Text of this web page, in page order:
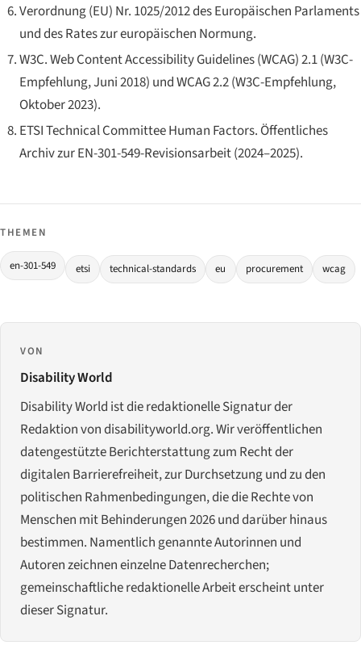
Verordnung (EU) Nr. 1025/2012 des Europäischen Parlaments
und des Rates zur europäischen Normung.
W3C.Web Content Accessibility Guidelines (WCAG) 2.1(W3C-
Empfehlung, Juni 2018) undWCAG 2.2(W3C-Empfehlung,
Oktober 2023).
ETSI Technical Committee Human Factors. Öffentliches
Archiv zur EN-301-549-Revisionsarbeit (2024–2025).
THEMEN
en-301-549 etsi technical-standards eu procurement wcag
VON
Disability World
Disability World ist die redaktionelle Signatur der
Redaktion von disabilityworld.org. Wir veröffentlichen
datengestützte Berichterstattung zum Recht der
digitalen Barrierefreiheit, zur Durchsetzung und zu den
politischen Rahmenbedingungen, die die Rechte von
Menschen mit Behinderungen 2026 und darüber hinaus
bestimmen. Namentlich genannte Autorinnen und
Autoren zeichnen einzelne Datenrecherchen;
gemeinschaftliche redaktionelle Arbeit erscheint unter
dieser Signatur.